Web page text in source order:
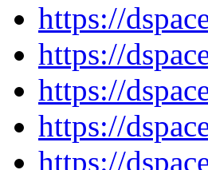
https://
https://
https://
https://
https://